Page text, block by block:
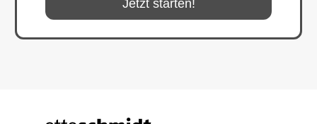
Jetzt starten!